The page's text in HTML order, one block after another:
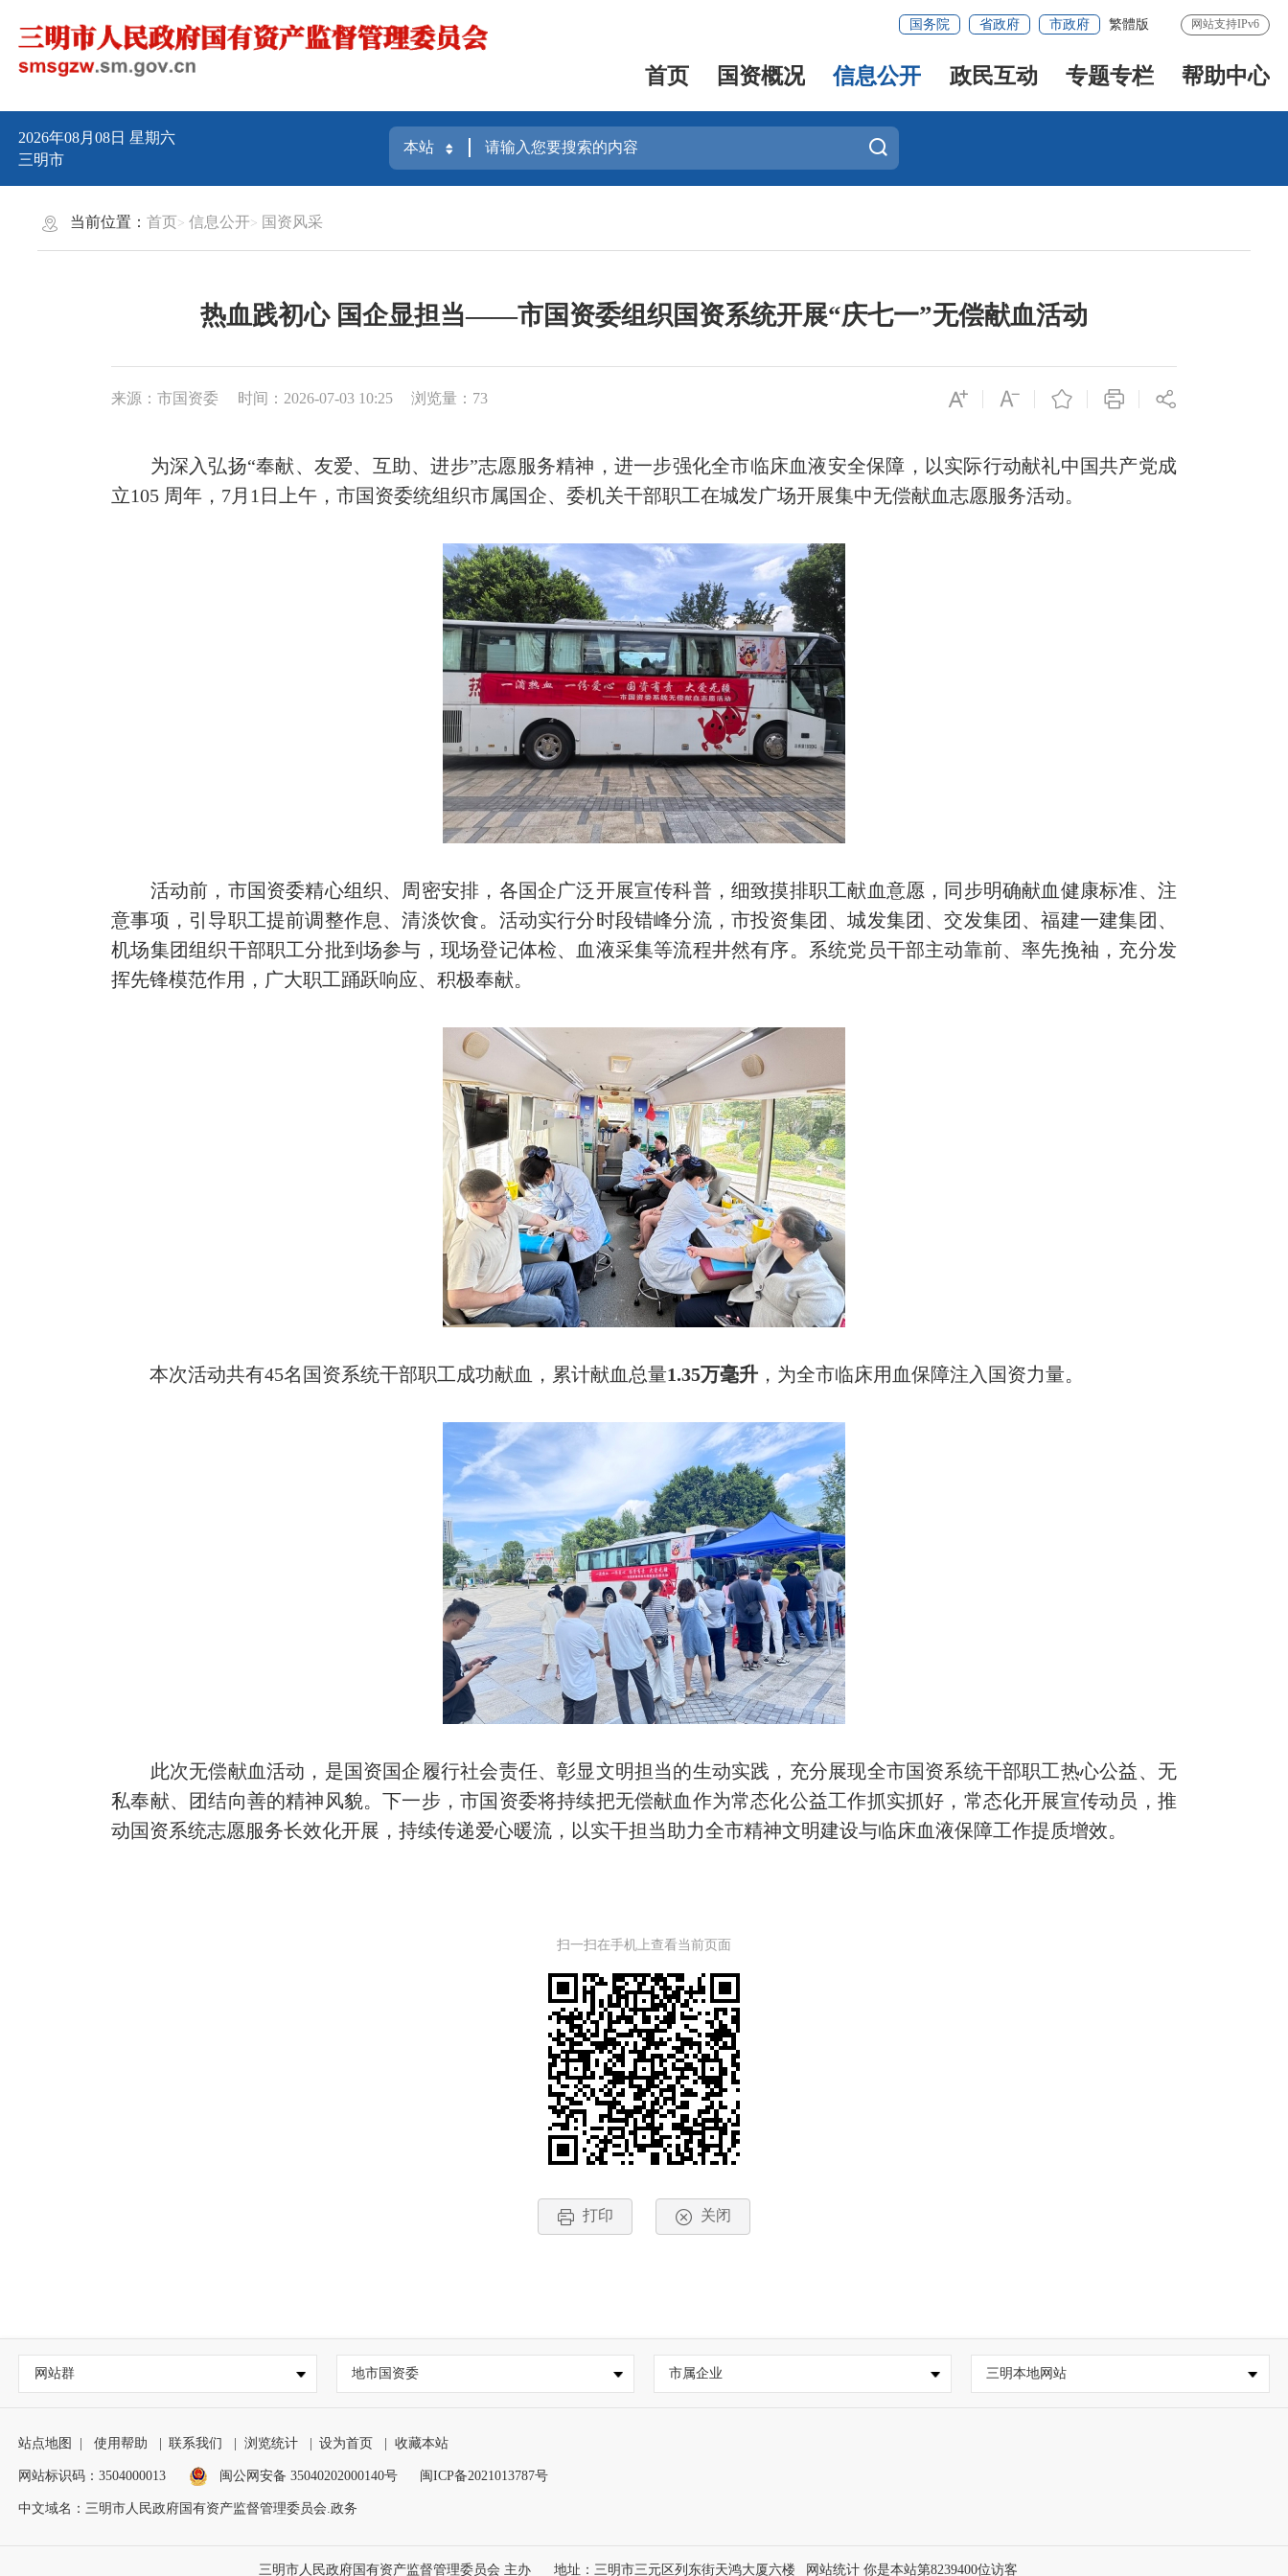
国务院 省政府 市政府 繁體版 网站支持IPv6
首页 国资概况 信息公开 政民互动 专题专栏 帮助中心
2026年08月08日星期六
三明市
当前位置：首页 信息公开 国资风采
热血践初心 国企显担当——市国资委组织国资系统开展“庆七一”无偿献血活动
来源：市国资委 时间：2026-07-03 10:25 浏览量：73
为深入弘扬“奉献、友爱、互助、进步”志愿服务精神，进一步强化全市临床血液安全保障，以实际行动献礼中国共产党成
立105 周年，7月1日上午，市国资委统组织市属国企、委机关干部职工在城发广场开展集中无偿献血志愿服务活动。
活动前，市国资委精心组织、周密安排，各国企广泛开展宣传科普，细致摸排职工献血意愿，同步明确献血健康标准、注
意事项，引导职工提前调整作息、清淡饮食。活动实行分时段错峰分流，市投资集团、城发集团、交发集团、福建一建集团、
机场集团组织干部职工分批到场参与，现场登记体检、血液采集等流程井然有序。系统党员干部主动靠前、率先挽袖，充分发
挥先锋模范作用，广大职工踊跃响应、积极奉献。
本次活动共有45名国资系统干部职工成功献血，累计献血总量1.35万毫升 ，为全市临床用血保障注入国资力量。
此次无偿献血活动，是国资国企履行社会责任、彰显文明担当的生动实践，充分展现全市国资系统干部职工热心公益、无
私奉献、团结向善的精神风貌。下一步，市国资委将持续把无偿献血作为常态化公益工作抓实抓好，常态化开展宣传动员，推
动国资系统志愿服务长效化开展，持续传递爱心暖流，以实干担当助力全市精神文明建设与临床血液保障工作提质增效。
扫一扫在手机上查看当前页面
打印 关闭
网站群 地市国资委 市属企业 三明本地网站
站点地图 | 使用帮助 | 联系我们 | 浏览统计 | 设为首页 | 收藏本站
网站标识码：3504000013 闽公网安备 35040202000140号 闽ICP备2021013787号
中文域名：三明市人民政府国有资产监督管理委员会.政务
三明市人民政府国有资产监督管理委员会 主办 地址：三明市三元区列东街天鸿大厦六楼 网站统计 你是本站第8239400位访客